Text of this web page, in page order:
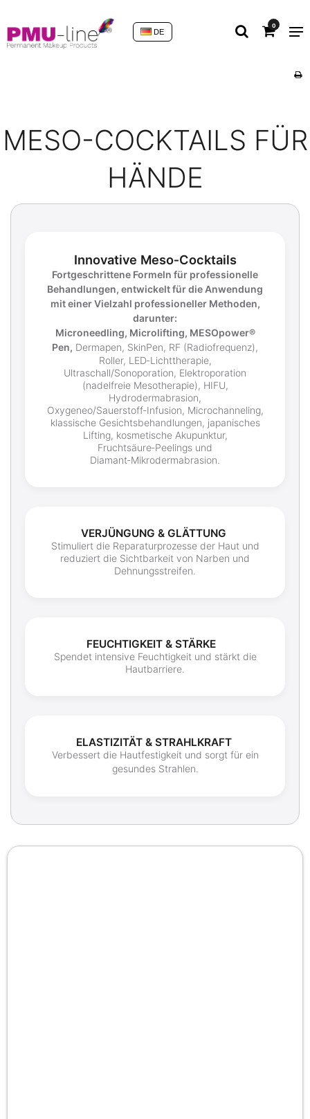
0
DE
MESO-COCKTAILS FÜR
HÄNDE
Innovative Meso‑Cocktails
Fortgeschrittene Formeln für professionelle
Behandlungen, entwickelt für die Anwendung
mit einer Vielzahl professioneller Methoden,
darunter:
Microneedling, Microlifting, MESOpower®
Pen, Dermapen, SkinPen, RF (Radiofrequenz),
Roller, LED‑Lichttherapie,
Ultraschall/Sonoporation, Elektroporation
(nadelfreie Mesotherapie), HIFU,
Hydrodermabrasion,
Oxygeneo/Sauerstoff‑Infusion, Microchanneling,
klassische Gesichtsbehandlungen, japanisches
Lifting, kosmetische Akupunktur,
Fruchtsäure‑Peelings und
Diamant‑Mikrodermabrasion.
VERJÜNGUNG & GLÄTTUNG
Stimuliert die Reparaturprozesse der Haut und
reduziert die Sichtbarkeit von Narben und
Dehnungsstreifen.
FEUCHTIGKEIT & STÄRKE
Spendet intensive Feuchtigkeit und stärkt die
Hautbarriere.
ELASTIZITÄT & STRAHLKRAFT
Verbessert die Hautfestigkeit und sorgt für ein
gesundes Strahlen.